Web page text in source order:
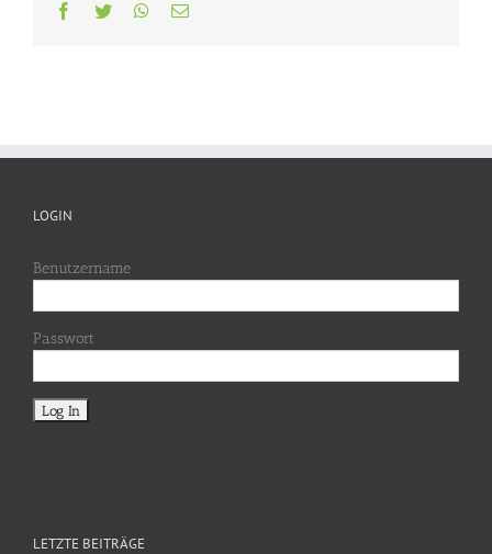
Facebook
Twitter WhatsApp
E-
LOGIN
Benutzername
Passwort
LETZTE BEITRÄGE